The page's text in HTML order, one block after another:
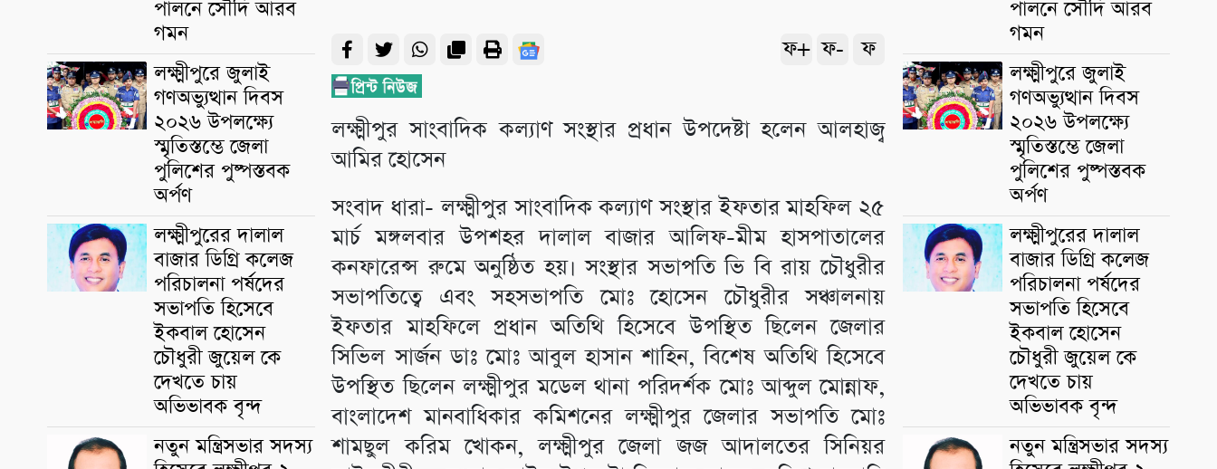
পালনে সৌদি আরব
গমন
লক্ষ্মীপুরে জুলাই
গণঅভ্যুত্থান দিবস
২০২৬ উপলক্ষ্যে
স্মৃতিস্তম্ভে জেলা
পুলিশের পুষ্পস্তবক
অর্পণ
লক্ষ্মীপুরের দালাল
বাজার ডিগ্রি কলেজ
পরিচালনা পর্ষদের
সভাপতি হিসেবে
ইকবাল হোসেন
চৌধুরী জুয়েল কে
দেখতে চায়
অভিভাবক বৃন্দ
নতুন মন্ত্রিসভার সদস্য
ফ+ ফ- ফ
লক্ষ্মীপুর সাংবাদিক কল্যাণ সংস্থার প্রধান উপদেষ্টা হলেন আলহাজ্ব
আমির হোসেন
সংবাদ ধারা- লক্ষ্মীপুর সাংবাদিক কল্যাণ সংস্থার ইফতার মাহফিল ২৫
মার্চ মঙ্গলবার উপশহর দালাল বাজার আলিফ-মীম হাসপাতালের
কনফারেন্স রুমে অনুষ্ঠিত হয়। সংস্থার সভাপতি ভি বি রায় চৌধুরীর
সভাপতিত্বে এবং সহসভাপতি মোঃ হোসেন চৌধুরীর সঞ্চালনায়
ইফতার মাহফিলে প্রধান অতিথি হিসেবে উপস্থিত ছিলেন জেলার
সিভিল সার্জন ডাঃ মোঃ আবুল হাসান শাহিন, বিশেষ অতিথি হিসেবে
উপস্থিত ছিলেন লক্ষ্মীপুর মডেল থানা পরিদর্শক মোঃ আব্দুল মোন্নাফ,
বাংলাদেশ মানবাধিকার কমিশনের লক্ষ্মীপুর জেলার সভাপতি মোঃ
শামছুল করিম খোকন, লক্ষ্মীপুর জেলা জজ আদালতের সিনিয়র
পালনে সৌদি আরব
গমন
লক্ষ্মীপুরে জুলাই
গণঅভ্যুত্থান দিবস
২০২৬ উপলক্ষ্যে
স্মৃতিস্তম্ভে জেলা
পুলিশের পুষ্পস্তবক
অর্পণ
লক্ষ্মীপুরের দালাল
বাজার ডিগ্রি কলেজ
পরিচালনা পর্ষদের
সভাপতি হিসেবে
ইকবাল হোসেন
চৌধুরী জুয়েল কে
দেখতে চায়
অভিভাবক বৃন্দ
নতুন মন্ত্রিসভার সদস্য